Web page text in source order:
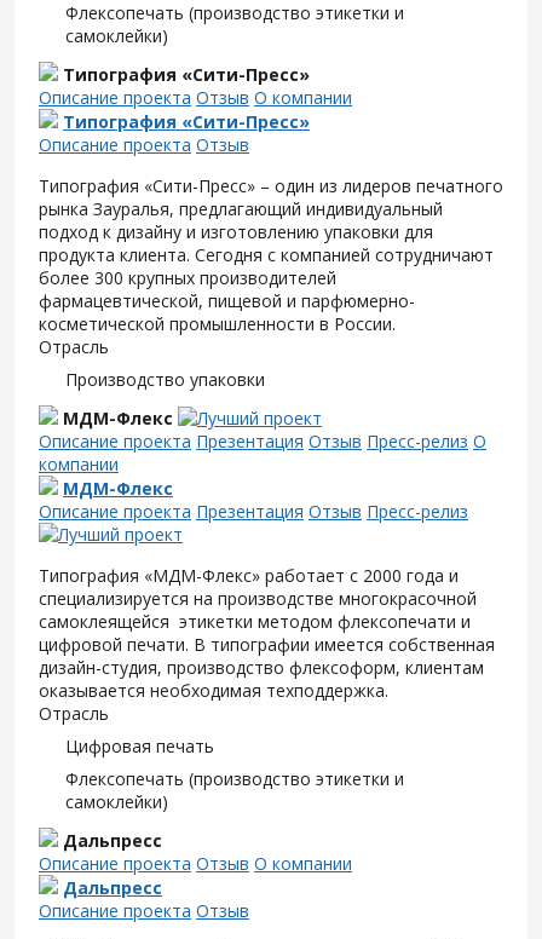
Флексопечать (производство этикетки и
самоклейки)
Типография «Сити-Пресс»
Описание проекта Отзыв О компании
Типография «Сити-Пресс»
Описание проекта Отзыв
Типография «Сити-Пресс» – один из лидеров печатного
рынка Зауралья, предлагающий индивидуальный
подход к дизайну и изготовлению упаковки для
продукта клиента. Сегодня с компанией сотрудничают
более 300 крупных производителей
фармацевтической, пищевой и парфюмерно-
косметической промышленности в России.
Отрасль
Производство упаковки
МДМ-Флекс
Описание проекта Презентация Отзыв Пресс-релиз О
компании
МДМ-Флекс
Описание проекта Презентация Отзыв Пресс-релиз
Типография «МДМ-Флекс» работает с 2000 года и
специализируется на производстве многокрасочной
самоклеящейся этикетки методом флексопечати и
цифровой печати. В типографии имеется собственная
дизайн-студия, производство флексоформ, клиентам
оказывается необходимая техподдержка.
Отрасль
Цифровая печать
Флексопечать (производство этикетки и
самоклейки)
Дальпресс
Описание проекта Отзыв О компании
Дальпресс
Описание проекта Отзыв